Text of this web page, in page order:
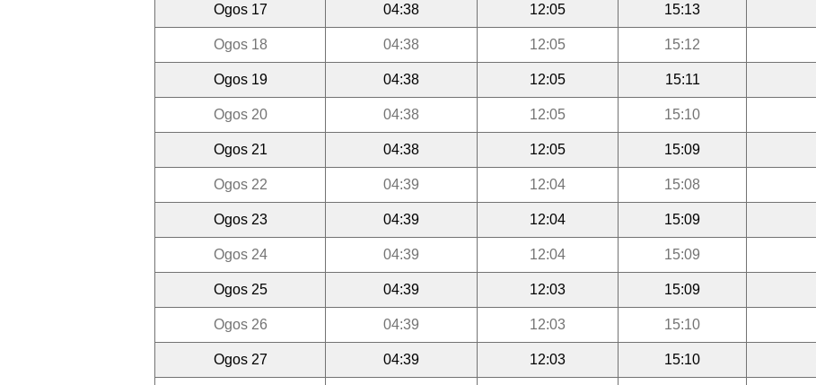
Ogos 17 04:38 12:05 15:13
Ogos 18 04:38 12:05 15:12
Ogos 19 04:38 12:05 15:11
Ogos 20 04:38 12:05 15:10
Ogos 21 04:38 12:05 15:09
Ogos 22 04:39 12:04 15:08
Ogos 23 04:39 12:04 15:09
Ogos 24 04:39 12:04 15:09
Ogos 25 04:39 12:03 15:09
Ogos 26 04:39 12:03 15:10
Ogos 27 04:39 12:03 15:10